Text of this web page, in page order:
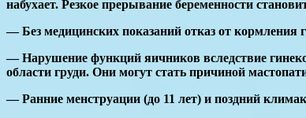
набухает. Резкое прерывание беременности
— Без медицинских показаний отказ от кормления
— Нарушение функций яичников вследствие
области груди. Они могут стать причиной
— Ранние менструации (до 11 лет) и поздний